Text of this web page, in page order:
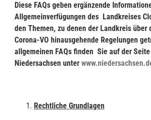
Diese FAQs geben ergänzende
Allgemeinverfügungen des Landkreises
den Themen, zu denen der Landkreis über
Corona-VO hinausgehende Regelungen
allgemeinen FAQs finden Sie auf der
Niedersachsen unter
Rechtliche Grundlagen